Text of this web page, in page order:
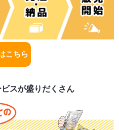
こちら
スが盛りだくさん